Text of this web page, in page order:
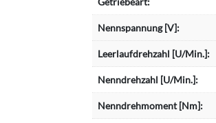
Nennspannung [V]:
Leerlaufdrehzahl [U/Min.]:
Nenndrehzahl [U/Min.]:
Nenndrehmoment [Nm]: